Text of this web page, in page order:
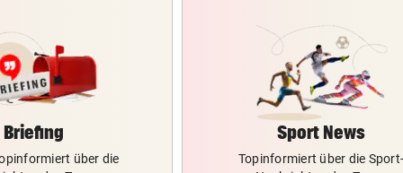
Briefing
über die
Sport News
Topinformiert über die Sport-